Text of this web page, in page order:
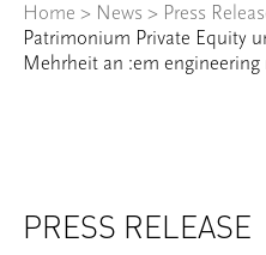
Home > News > Press
Patrimonium Private Equity
Mehrheit an :em engineering
PRESS RELEASE